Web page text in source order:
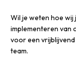
Wil je weten hoe
implementeren van
voor een
team.